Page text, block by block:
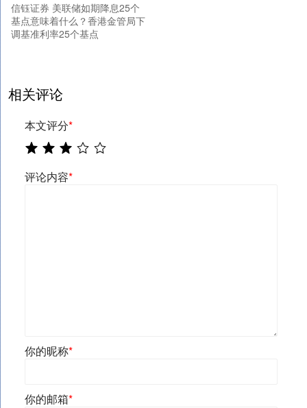
信钰证券 美联储如期降息25个
基点意味着什么？香港金管局下
调基准利率25个基点
相关评论
本文评分*
评论内容*
你的昵称*
你的邮箱*